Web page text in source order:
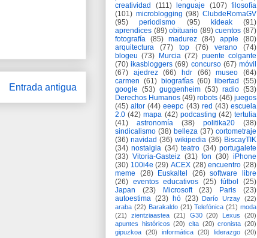
Entrada antigua
creatividad
(111) lenguaje (107) filosofía
(101) microblogging (98) ClubdeRomaGV
(95)
periodismo (95) kideak
(91)
aprendices (89) obituario (89) cuentos (87)
fotografía (85) madurez (84) apple
(80)
arquitectura
(77) top (76) verano
(74)
blogeu (73) Murcia (72) puente colgante
(70) ikasbloggers (69) concurso (67) móvil
(67)
ajedrez (66) hdr (66) museo
(64)
carmen (61) biografías (60) libertad
(55)
google (53) guggenheim (53) radio (53)
Derechos Humanos (49) robots (46) juegos
(45) aitor (44) eeepc (43) red (43) escuela
2.0 (42) mapa (42) podcasting (42) tertulia
(41)
astronomía (38) politika20
(38)
sindicalismo (38) belleza (37) cortometraje
(36) navidad (36) wikipedia (36) BiscayTIK
(34) nostalgia (34) teatro (34) portugalete
(33) Vitoria-Gasteiz (31) fon (30) iPhone
(30) 100i4e (29) ACEX (28) encuentro (28)
meme
(28) Euskaltel (26) software libre
(26) eventos educativos (25) fútbol
(25)
Japan
(23) Microsoft (23) Paris
(23)
autoestima (23) hó (23) Darío Urzay (22)
araba (22) Barakaldo (21) Telefónica (21) moda
(21)
zientziaastea (21) G30 (20) Lexus
(20)
apuntes históricos (20) cita (20) cronista (20)
gipuzkoa (20) informática (20) liderazgo (20)